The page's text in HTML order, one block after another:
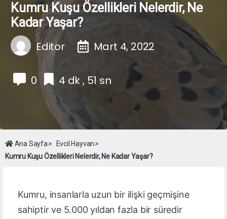
Kumru Kuşu Özellikleri Nelerdir, Ne
Kadar Yaşar?
Editor Mart 4, 2022
0 4 dk , 51 sn
Ana Sayfa> Evcil Hayvan>
Kumru Kuşu Özellikleri Nelerdir, Ne Kadar Yaşar?
Kumru, insanlarla uzun bir ilişki geçmişine
sahiptir ve 5.000 yıldan fazla bir süredir